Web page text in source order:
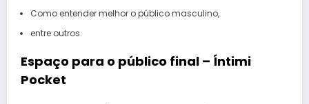
Como entender melhor o público masculino,
entre outros.
Espaço para o público final – Íntimi
Pocket